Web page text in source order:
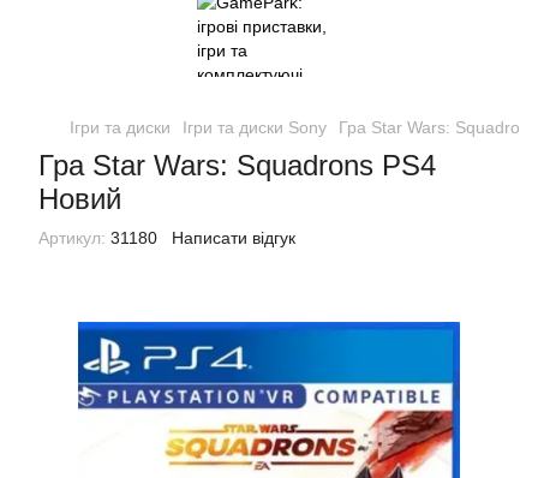
Ігри та диски Ігри та диски Sony Гра Star Wars:
Гра Star Wars: Squadrons PS4
Новий
Артикул: 31180 Написати відгук